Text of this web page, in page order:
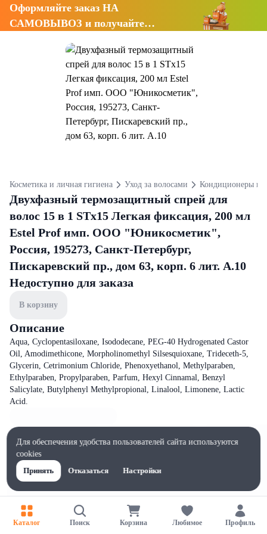
Оформляйте заказ НА
САМОВЫВОЗ и получайте
Косметика и личная гигиена Уход за волосами Кондиционеры и
Двухфазный термозащитный спрей для
волос 15 в 1 STx15 Легкая фиксация, 200 мл
Estel Prof имп. ООО "Юникосметик",
Россия, 195273, Санкт-Петербург,
Пискаревский пр., дом 63, корп. 6 лит. А.10
Недоступно для заказа
В корзину
Описание
Aqua, Cyclopentasiloxane, Isododecane, PEG-40 Hydrogenated Castor
Oil, Amodimethicone, Morpholinomethyl Silsesquioxane, Trideceth-5,
Glycerin, Cetrimonium Сhloride, Phenoxyethanol, Methylparaben,
Ethylparaben, Propylparaben, Parfum, Hexyl Cinnamal, Benzyl
Salicylate, Butylphenyl Methylpropional, Linalool, Limonene, Lactic
Acid.
Каталог Поиск Корзина Любимое Профиль
Для обеспечения удобства пользователей сайта используются
cookies
Принять
Отказаться Настройки